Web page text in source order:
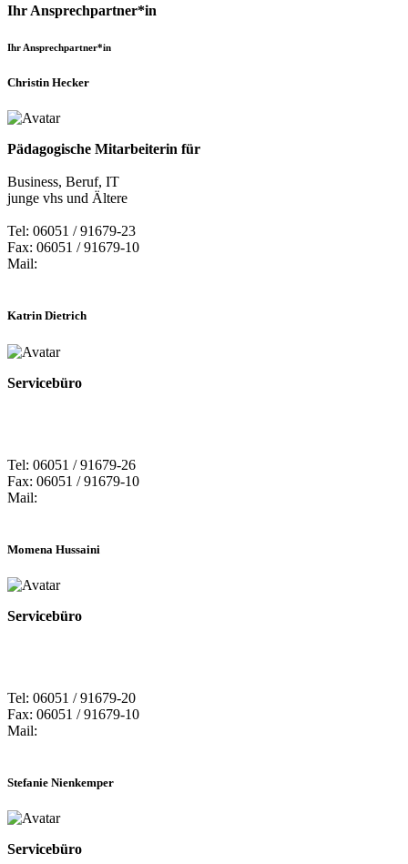
Ihr Ansprechpartner*in
Ihr Ansprechpartner*in
Christin Hecker
Pädagogische Mitarbeiterin für
Business, Beruf, IT
junge vhs und Ältere
Tel: 06051 / 91679-23
Fax: 06051 / 91679-10
Mail:
Katrin Dietrich
Servicebüro
Tel: 06051 / 91679-26
Fax: 06051 / 91679-10
Mail:
Momena Hussaini
Servicebüro
Tel: 06051 / 91679-20
Fax: 06051 / 91679-10
Mail:
Stefanie Nienkemper
Servicebüro